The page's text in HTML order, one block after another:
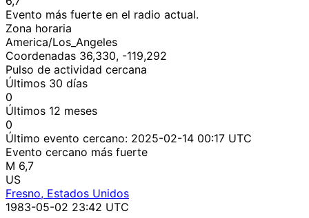
Evento más fuerte en el radio actual.
Zona horaria
America/Los_Angeles
Coordenadas 36,330, -119,292
Pulso de actividad cercana
Últimos 30 días
0
Últimos 12 meses
0
Último evento cercano: 2025-02-14 00:17 UTC
Evento cercano más fuerte
M 6,7
US
Fresno, Estados Unidos
1983-05-02 23:42 UTC